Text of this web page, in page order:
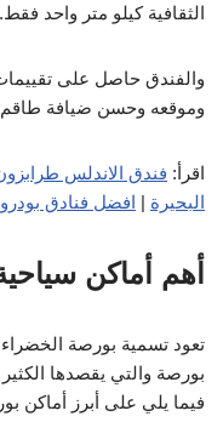
الثقافية كيلو متر واحد فقط.
والفندق حاصل على
وموقعه وحسن ضيافة طاقم
اقرأ: فندق الاندلس
البحيرة | افضل فنادق
أهم أماكن
تعود تسمية بورصة
بورصة والتي يقصدها
فيما يلي على أبرز أماكن